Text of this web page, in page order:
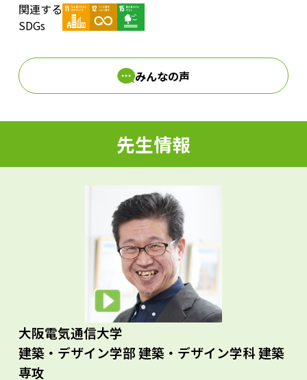
e
o
関連する
SDGs
みんなの声
先生情報
大阪電気通信大学
建築・デザイン学部 建築・デザイン学科 建築
専攻